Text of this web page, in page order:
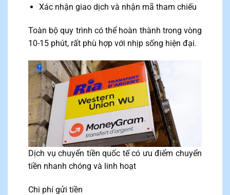
Xác nhận giao dịch và nhận mã tham chiếu
Toàn bộ quy trình có thể hoàn thành trong vòng
10-15 phút, rất phù hợp với nhịp sống hiện đại.
Dịch vụ chuyển tiền quốc tế có ưu điểm chuyển
tiền nhanh chóng và linh hoạt
Chi phí gửi tiền